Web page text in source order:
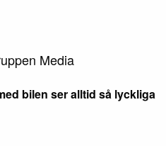
Media
bilen ser alltid så lyckliga